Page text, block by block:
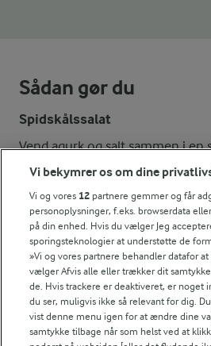
Sådan gør du
Spidskålssalat
Vend agurk og salt sammen i en
tildækket på køl i ca. 15 min.
sammen med spidskål og bønner.
Tomatsalsa
Bring eddike og honning i kog i
løg og lad det koge ved jævn
det køle af og vend det sammen
mynte.
Vi bekymrer os om dine
Vi og vores 12 partnere gemmer og får
personoplysninger, f.eks. browserdata
på din enhed. Hvis du vælger Jeg
sporingsteknologier at understøtte de
»Vi og vores partnere behandler datafor
vælger Afvis alle eller trækker dit
de. Hvis trackere er deaktiveret, er noget
du ser, muligvis ikke så relevant for dig.
vist denne menu igen for at ændre dine
samtykke tilbage når som helst ved at